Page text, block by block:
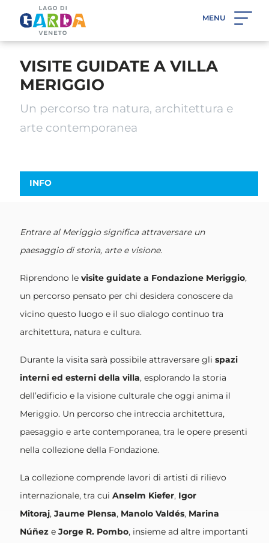
MENU
INDIETRO
VISITE GUIDATE A VILLA
MERIGGIO
Un percorso tra natura, architettura e
arte contemporanea
INFO
Entrare al Meriggio significa attraversare un
paesaggio di storia, arte e visione.
Riprendono le visite guidate a Fondazione Meriggio,
un percorso pensato per chi desidera conoscere da
vicino questo luogo e il suo dialogo continuo tra
architettura, natura e cultura.
Durante la visita sarà possibile attraversare gli spazi
interni ed esterni della villa, esplorando la storia
dell’edificio e la visione culturale che oggi anima il
Meriggio. Un percorso che intreccia architettura,
paesaggio e arte contemporanea, tra le opere presenti
nella collezione della Fondazione.
La collezione comprende lavori di artisti di rilievo
internazionale, tra cui Anselm Kiefer, Igor
Mitoraj, Jaume Plensa, Manolo Valdés, Marina
Núñeze Jorge R. Pombo, insieme ad altre importanti